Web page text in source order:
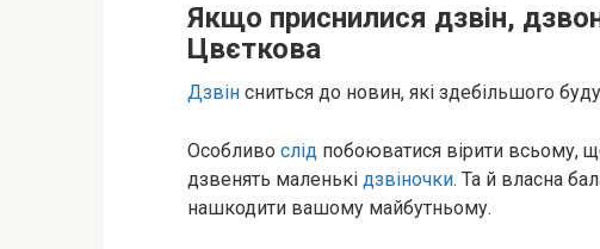
Якщо приснилися дзвін,
Цвєткова
Дзвін сниться до новин, які здебільшого
Особливо слід побоюватися вірити всьому,
дзвенять маленькі дзвіночки. Та й власна
нашкодити вашому майбутньому.